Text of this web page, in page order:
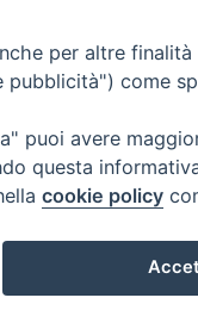
per altre
pubblicità") come
puoi avere
questa
cookie policy